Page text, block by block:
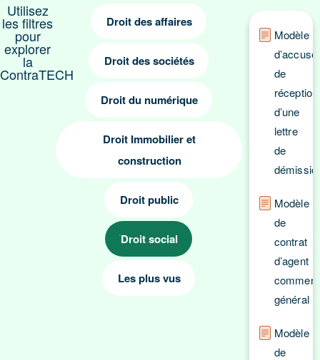
Utilisez
les filtres
pour
explorer
la
ContraTECH
Droit des affaires
Droit des sociétés
Droit du numérique
Droit Immobilier et
construction
Droit public
Droit social
Les plus vus
Modèle
d’accusé
de
réception
d’une
lettre
de
Modèle
de
contrat
d’agent
général
Modèle
de